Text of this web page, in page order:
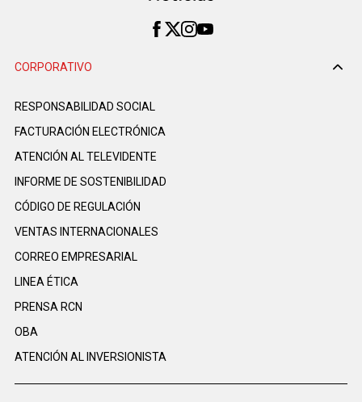
CORPORATIVO
RESPONSABILIDAD SOCIAL
FACTURACIÓN ELECTRÓNICA
ATENCIÓN AL TELEVIDENTE
INFORME DE SOSTENIBILIDAD
CÓDIGO DE REGULACIÓN
VENTAS INTERNACIONALES
CORREO EMPRESARIAL
LINEA ÉTICA
PRENSA RCN
OBA
ATENCIÓN AL INVERSIONISTA